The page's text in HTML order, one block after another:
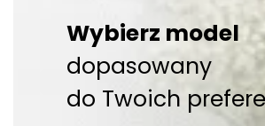
Wybierz model
dopasowany
do Twoich